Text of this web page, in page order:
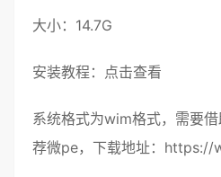
大小：14.7G
安装教程： 点击查看
系统格式为wim格式，需要借
荐微pe，下载地址： https://